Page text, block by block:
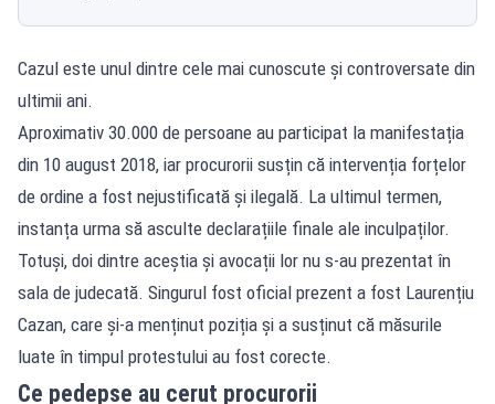
Cazul este unul dintre cele mai cunoscute și controversate din
ultimii ani.
Aproximativ 30.000 de persoane au participat la manifestația
din 10 august 2018, iar procurorii susțin că intervenția forțelor
de ordine a fost nejustificată și ilegală. La ultimul termen,
instanța urma să asculte declarațiile finale ale inculpaților.
Totuși, doi dintre aceștia și avocații lor nu s-au prezentat în
sala de judecată. Singurul fost oficial prezent a fost Laurențiu
Cazan, care și-a menținut poziția și a susținut că măsurile
luate în timpul protestului au fost corecte.
Ce pedepse au cerut procurorii